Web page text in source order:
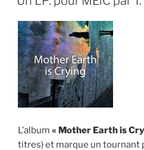
la
culture
«
L’album « Mother Earth is
titres) et marque un tournant